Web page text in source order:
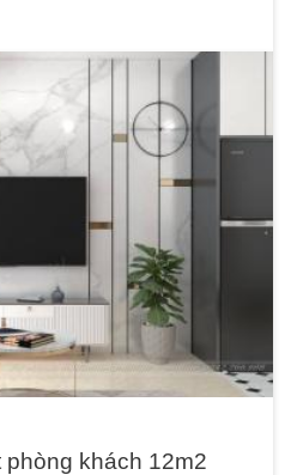
phòng khách 12m2